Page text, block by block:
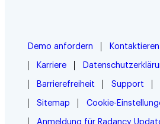
Demo anfordern
Karriere
Barrierefreiheit Support
Sitemap Cookie-
Anmeldung für Radancy